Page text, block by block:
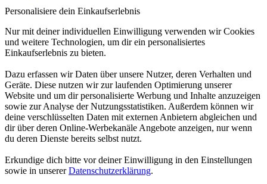
Personalisiere dein Einkaufserlebnis
Nur mit deiner individuellen Einwilligung verwenden wir Cookies
und weitere Technologien, um dir ein personalisiertes
Einkaufserlebnis zu bieten.
Dazu erfassen wir Daten über unsere Nutzer, deren Verhalten und
Geräte. Diese nutzen wir zur laufenden Optimierung unserer
Website und um dir personalisierte Werbung und Inhalte anzuzeigen
sowie zur Analyse der Nutzungsstatistiken. Außerdem können wir
deine verschlüsselten Daten mit externen Anbietern abgleichen und
dir über deren Online-Werbekanäle Angebote anzeigen, nur wenn
du deren Dienste bereits selbst nutzt.
Erkundige dich bitte vor deiner Einwilligung in den Einstellungen
sowie in unsererDatenschutzerklärung.